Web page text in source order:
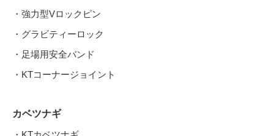
・強力型Vロックピン
・グラビティーロック
・足場用安全バンド
・KTコーナージョイント
カベツナギ